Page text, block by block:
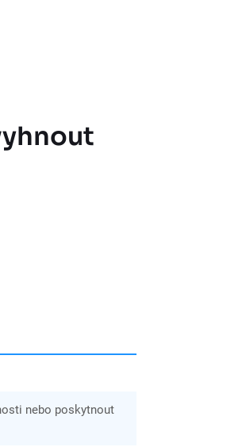
nebo poskytnout